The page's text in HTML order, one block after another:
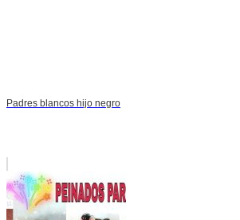
Padres blancos hijo negro